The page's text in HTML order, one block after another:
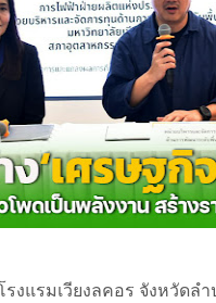
รงแรมเวียงลคอร จังหวัดล